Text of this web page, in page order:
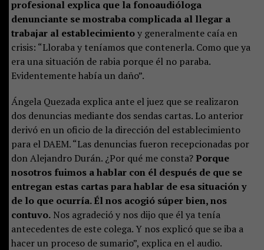
profesional explica que la fonoaudióloga
denunciante se mostraba complicada al llegar a
trabajar al establecimientoy generalmente caía en
crisis: “Lloraba y teníamos que contenerla. Como que ya
era una situación de rabia porque él no paraba.
Evidentemente había un daño”.
Ángela Quezada explica ante el juez que se realizaron
dos denuncias mediante dos sendas cartas. Lo anterior
derivó en un oficio de la dirección del establecimiento
para el DAEM. “Las denuncias fueron recepcionadas por
don Alejandro Durán. ¿Por qué me consta? Porque
nosotros fuimos a hablar con él después de que se
entregan estas cartas para hablar de esa situación y
de lo que ocurría. Él nos acogió súper bien, nos
contuvo.Nos agradeció y nos dijo que él ya tenía
antecedentes de este colega. Y nos explicó que se iba a
hacer un proceso de sumario”, explica en el audio.